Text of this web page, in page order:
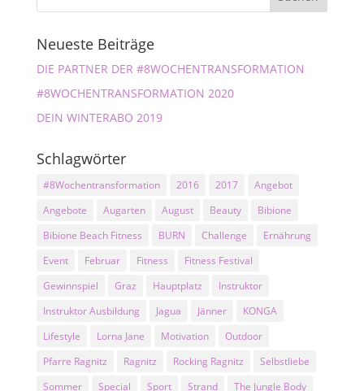
Neueste Beiträge
DIE PARTNER DER #8WOCHENTRANSFORMATION
#8WOCHENTRANSFORMATION 2020
DEIN WINTERABO 2019
Schlagwörter
#8Wochentransformation 2016 2017
Angebot
Angebote
Augarten August Beauty
Bibione
Bibione Beach Fitness
BURN Challenge
Ernährung
Event
Februar Fitness
Fitness Festival
Gewinnspiel
Graz Hauptplatz
Instruktor
Instruktor Ausbildung
Jagua Jänner
KONGA
Lifestyle
Lorna Jane Motivation
Outdoor
Pfarre Ragnitz
Ragnitz Rocking Ragnitz
Selbstliebe
Sommer
Special Sport Strand The Jungle Body